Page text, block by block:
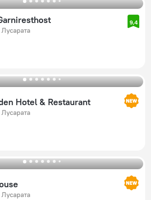
9,4
Hotel & Restaurant